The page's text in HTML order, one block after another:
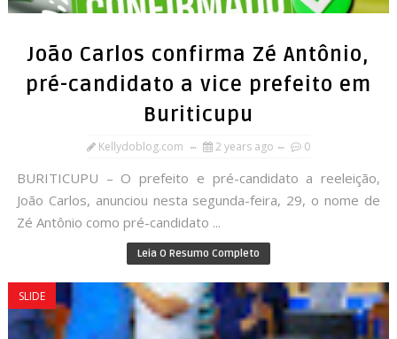
João Carlos confirma Zé Antônio,
pré-candidato a vice prefeito em
Buriticupu
Kellydoblog.com 2 years ago 0
BURITICUPU – O prefeito e pré-candidato a reeleição,
João Carlos, anunciou nesta segunda-feira, 29, o nome de
Zé Antônio como pré-candidato ...
Leia O Resumo Completo
SLIDE